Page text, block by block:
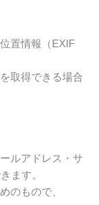
置情報（EXIF
取得できる場合
ルアドレス・サ
ます。
のもので、